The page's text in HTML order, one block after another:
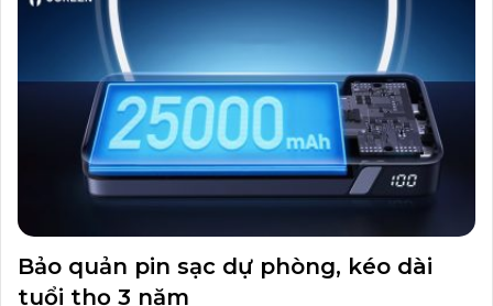
Bảo quản pin sạc dự phòng, kéo dài
tuổi thọ 3 năm